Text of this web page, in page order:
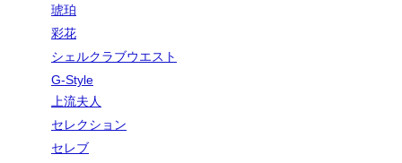
琥珀
彩花
シェルクラブウエスト
G-Style
上流夫人
セレクション
セレブ